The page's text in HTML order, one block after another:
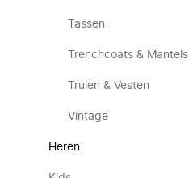
Tassen
Trenchcoats & Mantels
Truien & Vesten
Vintage
Heren